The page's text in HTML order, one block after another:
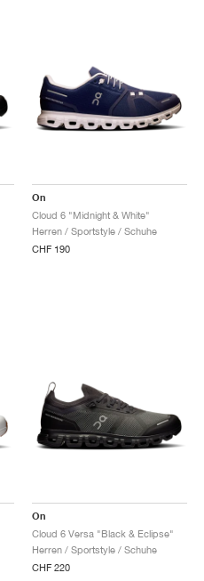
On
Cloud 6 "Midnight & White"
Herren / Sportstyle / Schuhe
CHF 190
On
Cloud 6 Versa "Black & Eclipse"
Herren / Sportstyle / Schuhe
CHF 220